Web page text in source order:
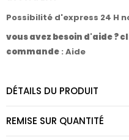
Possibilité d'express 24 H
vous avez besoin d'aide ?
commande : Aide
DÉTAILS DU PRODUIT
REMISE SUR QUANTITÉ